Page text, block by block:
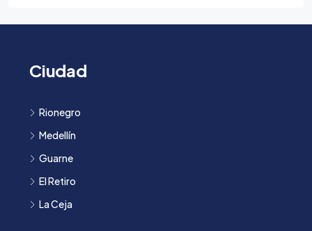
Ciudad
Rionegro
Medellín
Guarne
El Retiro
La Ceja